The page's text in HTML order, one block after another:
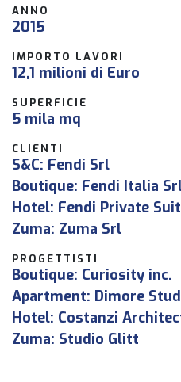
ANNO
2015
IMPORTO LAVORI
12,1 milioni di Euro
SUPERFICIE
5 mila mq
CLIENTI
S&C: Fendi Srl
Boutique: Fendi Italia
Hotel: Fendi Private
Zuma: Zuma Srl
PROGETTISTI
Boutique: Curiosity inc.
Apartment: Dimore
Hotel: Costanzi
Zuma: Studio Glitt